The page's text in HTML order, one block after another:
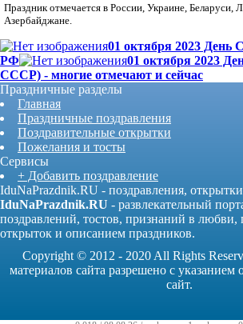
Праздник отмечается в России, Украине, Беларуси,
Азербайджане.
01 октября 2023 День
РФ
01 октября 2023
СССР) - многие отмечают и сейчас
Праздничные разделы
Главная
Праздничные поздравления
Поздравительные открытки
Пожелания и тосты
Сервисы
+ Добавить поздравление
IduNaPrazdnik.RU - поздравления,
IduNaPrazdnik.RU - развлекательный
поздравлений, тостов, признаний в любви,
открыток и описанием праздников.
Copyright © 2012 - 2020 All Rights
материалов сайта разрешено с указанием
сайт.